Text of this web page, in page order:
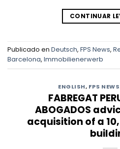
CONTINUAR
Publicado en Deutsch, FPS News,
Barcelona, Immobilienerwerb
ENGLISH, FPS NEWS
FABREGAT
ABOGADOS
acquisition of a